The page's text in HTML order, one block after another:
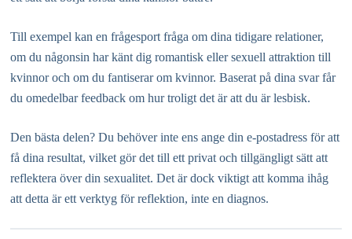
Till exempel kan en frågesport fråga om dina tidigare relationer,
om du någonsin har känt dig romantisk eller sexuell attraktion till
kvinnor och om du fantiserar om kvinnor. Baserat på dina svar får
du omedelbar feedback om hur troligt det är att du är lesbisk.
Den bästa delen? Du behöver inte ens ange din e-postadress för att
få dina resultat, vilket gör det till ett privat och tillgängligt sätt att
reflektera över din sexualitet. Det är dock viktigt att komma ihåg
att detta är ett verktyg för reflektion, inte en diagnos.